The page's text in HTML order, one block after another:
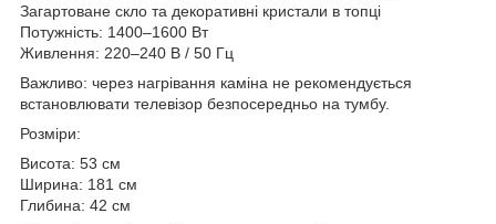
Загартоване скло та декоративні кристали в топці
Потужність: 1400–1600 Вт
Живлення: 220–240 В / 50 Гц
Важливо: через нагрівання каміна не рекомендується
встановлювати телевізор безпосередньо на тумбу.
Розміри:
Висота: 53 см
Ширина: 181 см
Глибина: 42 см